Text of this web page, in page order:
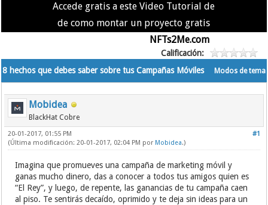
Accede gratis a este Video Tutorial de
de como montar un proyecto gratis
NFTs2Me.com
Calificación:
Modos de tema
8 hechos que debes saber sobre tus Campañas Móviles
Mobidea
BlackHat Cobre
#1
20-01-2017, 01:55 PM
(Última modificación: 20-01-2017, 02:04 PM por Mobidea.)
Imagina que promueves una campaña de marketing móvil y
ganas mucho dinero, das a conocer a todos tus amigos quien es
“El Rey”, y luego, de repente, las ganancias de tu campaña caen
al piso. Te sentirás decaído, oprimido y te deja sin ideas para un